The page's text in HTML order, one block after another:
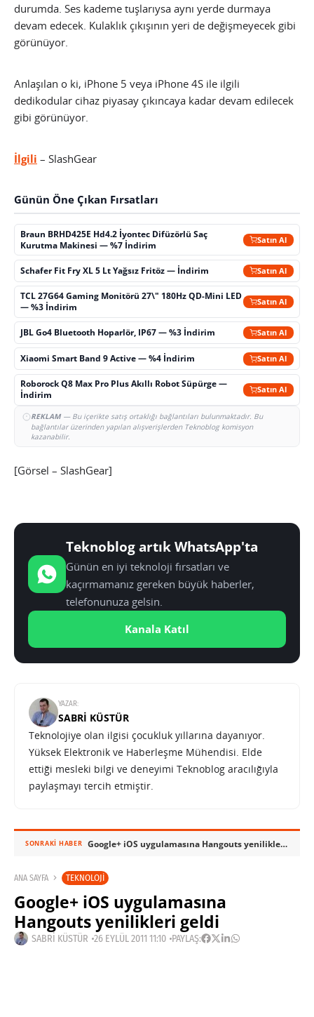
durumda. Ses kademe tuşlarıysa aynı yerde durmaya
devam edecek. Kulaklık çıkışının yeri de değişmeyecek gibi
görünüyor.
Anlaşılan o ki, iPhone 5 veya iPhone 4S ile ilgili
dedikodular cihaz piyasay çıkıncaya kadar devam edilecek
gibi görünüyor.
İlgili – SlashGear
Günün Öne Çıkan Fırsatları
Braun BRHD425E Hd4.2 İyontec Difüzörlü Saç
Kurutma Makinesi — %7 İndirim
Satın Al
Schafer Fit Fry XL 5 Lt Yağsız Fritöz — İndirim Satın Al
TCL 27G64 Gaming Monitörü 27\" 180Hz QD-Mini LED
— %3 İndirim
Satın Al
JBL Go4 Bluetooth Hoparlör, IP67 — %3 İndirim Satın Al
Xiaomi Smart Band 9 Active — %4 İndirim Satın Al
Roborock Q8 Max Pro Plus Akıllı Robot Süpürge —
İndirim
Satın Al
REKLAM— Bu içerikte satış ortaklığı bağlantıları bulunmaktadır. Bu
bağlantılar üzerinden yapılan alışverişlerden Teknoblog komisyon
kazanabilir.
[Görsel – SlashGear]
Teknoblog artık WhatsApp'ta
Günün en iyi teknoloji fırsatları ve
kaçırmamanız gereken büyük haberler,
telefonunuza gelsin.
Kanala Katıl
YAZAR:
SABRI KÜSTÜR
Teknolojiye olan ilgisi çocukluk yıllarına dayanıyor.
Yüksek Elektronik ve Haberleşme Mühendisi. Elde
ettiği mesleki bilgi ve deneyimi Teknoblog aracılığıyla
paylaşmayı tercih etmiştir.
SONRAKI HABER Google+ iOS uygulamasına Hangouts yenilikleri geldi
ANA SAYFA TEKNOLOJI
Google+ iOS uygulamasına
Hangouts yenilikleri geldi
SABRI KÜSTÜR 26 EYLÜL 2011 11:10 PAYLAŞ: